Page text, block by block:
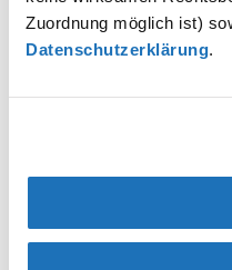
Zuordnung möglich ist)
Datenschutzerklärung.